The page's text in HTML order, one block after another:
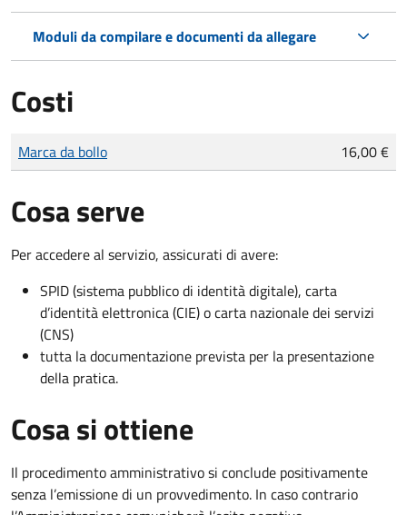
Moduli da compilare e documenti da allegare
Costi
Tipo di pagamento
Importo
Marca da bollo 16,00 €
Cosa serve
Per accedere al servizio, assicurati di avere:
SPID (sistema pubblico di identità digitale), carta
d’identità elettronica (CIE) o carta nazionale dei servizi
(CNS)
tutta la documentazione prevista per la presentazione
della pratica.
Cosa si ottiene
Il procedimento amministrativo si conclude positivamente
senza l’emissione di un provvedimento. In caso contrario